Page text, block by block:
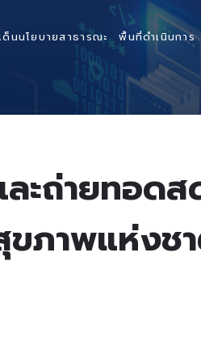
ด็นนโยบายสาธารณะ พื้นที่ดำเนินการ
ละถ่ายทอด
ภาพแห่งช